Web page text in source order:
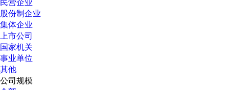
民营企业
股份制企业
集体企业
上市公司
国家机关
事业单位
其他
公司规模